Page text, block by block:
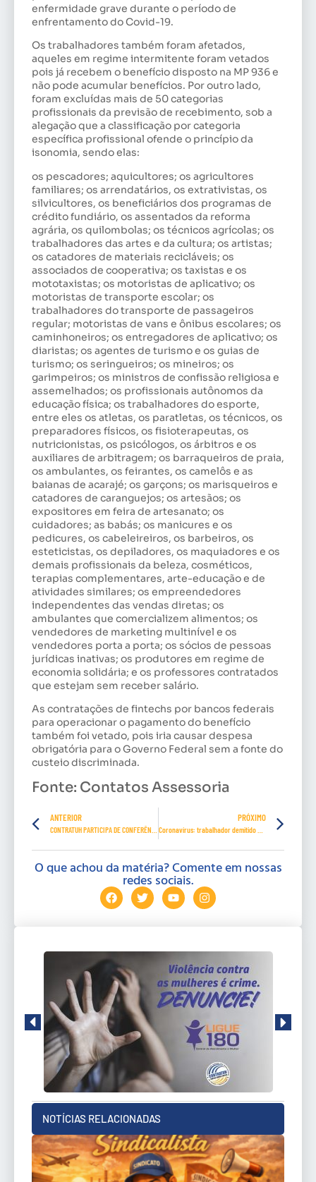
enfermidade grave durante o período de
enfrentamento do Covid-19.
Os trabalhadores também foram afetados,
aqueles em regime intermitente foram vetados
pois já recebem o benefício disposto na MP 936 e
não pode acumular benefícios. Por outro lado,
foram excluídas mais de 50 categorias
profissionais da previsão de recebimento, sob a
alegação que a classificação por categoria
específica profissional ofende o princípio da
isonomia, sendo elas:
os pescadores; aquicultores; os agricultores
familiares; os arrendatários, os extrativistas, os
silvicultores, os beneficiários dos programas de
crédito fundiário, os assentados da reforma
agrária, os quilombolas; os técnicos agrícolas; os
trabalhadores das artes e da cultura; os artistas;
os catadores de materiais recicláveis; os
associados de cooperativa; os taxistas e os
mototaxistas; os motoristas de aplicativo; os
motoristas de transporte escolar; os
trabalhadores do transporte de passageiros
regular; motoristas de vans e ônibus escolares; os
caminhoneiros; os entregadores de aplicativo; os
diaristas; os agentes de turismo e os guias de
turismo; os seringueiros; os mineiros; os
garimpeiros; os ministros de confissão religiosa e
assemelhados; os profissionais autônomos da
educação física; os trabalhadores do esporte,
entre eles os atletas, os paratletas, os técnicos, os
preparadores físicos, os fisioterapeutas, os
nutricionistas, os psicólogos, os árbitros e os
auxiliares de arbitragem; os barraqueiros de praia,
os ambulantes, os feirantes, os camelôs e as
baianas de acarajé; os garçons; os marisqueiros e
catadores de caranguejos; os artesãos; os
expositores em feira de artesanato; os
cuidadores; as babás; os manicures e os
pedicures, os cabeleireiros, os barbeiros, os
esteticistas, os depiladores, os maquiadores e os
demais profissionais da beleza, cosméticos,
terapias complementares, arte-educação e de
atividades similares; os empreendedores
independentes das vendas diretas; os
ambulantes que comercializem alimentos; os
vendedores de marketing multinível e os
vendedores porta a porta; os sócios de pessoas
jurídicas inativas; os produtores em regime de
economia solidária; e os professores contratados
que estejam sem receber salário.
As contratações de fintechs por bancos federais
para operacionar o pagamento do benefício
também foi vetado, pois iria causar despesa
obrigatória para o Governo Federal sem a fonte do
custeio discriminada.
Fonte: Contatos Assessoria
ANTERIOR PRÓXIMO
O que achou da matéria? Comente em nossas
redes sociais.
NOTÍCIAS RELACIONADAS